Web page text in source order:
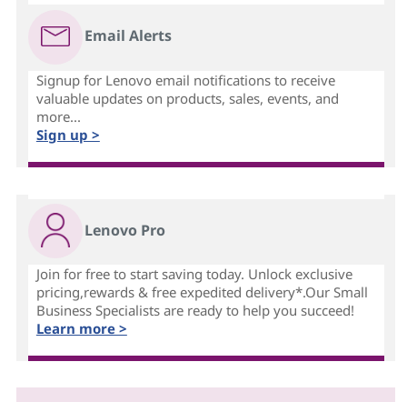
Email Alerts
Signup for Lenovo email notifications to receive
valuable updates on products, sales, events, and
more...
Sign up >
Lenovo Pro
Join for free to start saving today. Unlock exclusive
pricing,rewards & free expedited delivery*.Our Small
Business Specialists are ready to help you succeed!
Learn more >